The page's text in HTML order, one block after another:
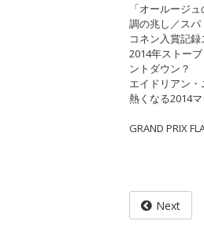
「オールージ
調の兆し／ス
コネン入賞記
2014年ストー
ントダウン？
エイドリアン
熱くなる2014マ
GRAND PRIX
Next